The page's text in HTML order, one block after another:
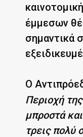
έμμεσων
σημαντικά
Ο
Περιοχή
μπροστά
τρεις πολύ